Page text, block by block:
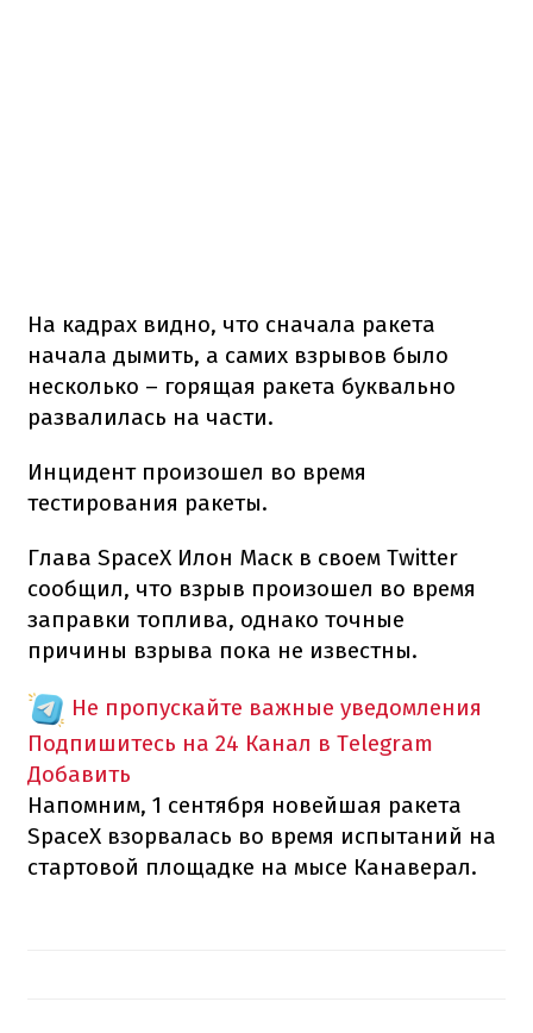
На кадрах видно, что сначала ракета
начала дымить, а самих взрывов было
несколько – горящая ракета буквально
развалилась на части.
Инцидент произошел во время
тестирования ракеты.
Глава SpaceX Илон Маск в своем Twitter
сообщил, что взрыв произошел во время
заправки топлива, однако точные
причины взрыва пока не известны.
Не пропускайте важные уведомления
Подпишитесь на 24 Канал в Telegram
Добавить
Напомним, 1 сентября новейшая ракета
SpaceX взорвалась во время испытаний на
стартовой площадке на мысе Канаверал.